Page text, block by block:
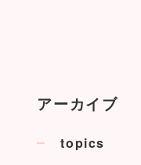
アーカイブ
topics